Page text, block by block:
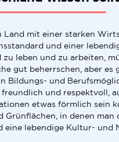
Land mit einer starken
und einer
leben und zu arbeiten,
gut beherrschen, aber es
Bildungs- und
freundlich und respektvoll,
etwas förmlich sein
Grünflächen, in denen man
eine lebendige Kultur- und